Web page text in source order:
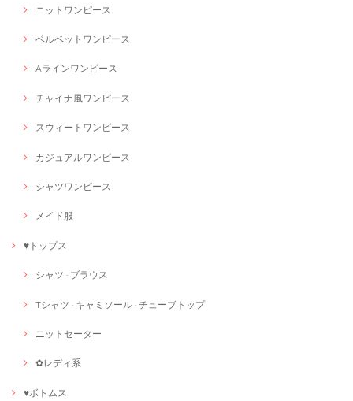
ニットワンピース
ベルベットワンピース
Aラインワンピース
チャイナ風ワンピース
スウィートワンピース
カジュアルワンピース
シャツワンピース
メイド服
♥トップス
シャツ · ブラウス
Tシャツ · キャミソール · チューブトップ
ニットセーター
✿レディ系
♥ボトムス